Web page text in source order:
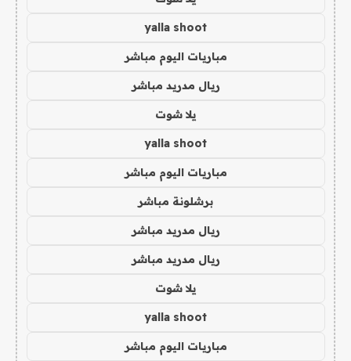
yalla shoot
مباريات اليوم مباشر
ريال مدريد مباشر
يلا شوت
yalla shoot
مباريات اليوم مباشر
برشلونة مباشر
ريال مدريد مباشر
ريال مدريد مباشر
يلا شوت
yalla shoot
مباريات اليوم مباشر